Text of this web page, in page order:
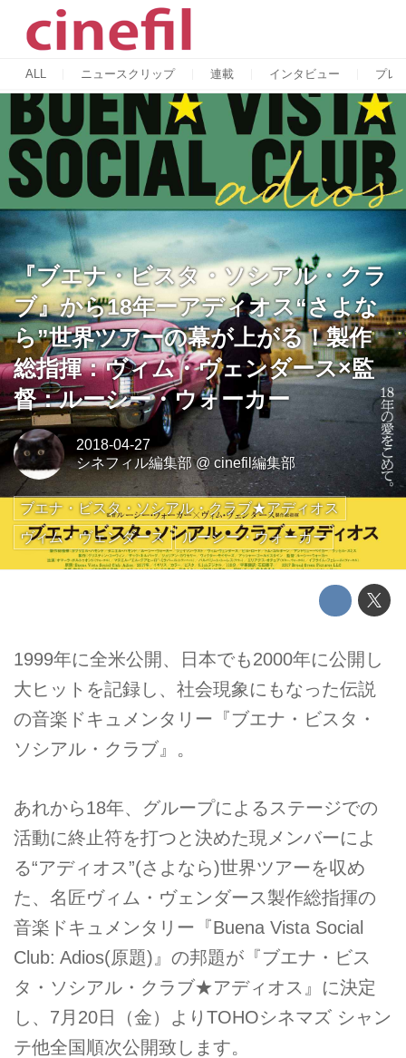
ALL ニュースクリップ 連載 インタビュー プレ
『ブエナ・ビスタ・ソシアル・クラ
ブ』から18年ーアディオス“さよな
ら”世界ツアーの幕が上がる！製作
総指揮：ヴィム・ヴェンダース×監
督：ルーシー・ウォーカー
2018-04-27
シネフィル編集部@cinefil編集部
ブエナ・ビスタ・ソシアル・クラブ★アディオス
ヴィム・ヴェンダース
ルーシー・ウォーカー
1999年に全米公開、日本でも2000年に公開し
大ヒットを記録し、社会現象にもなった伝説
の音楽ドキュメンタリー『ブエナ・ビスタ・
ソシアル・クラブ』。
あれから18年、グループによるステージでの
活動に終止符を打つと決めた現メンバーによ
る“アディオス”(さよなら)世界ツアーを収め
た、名匠ヴィム・ヴェンダース製作総指揮の
音楽ドキュメンタリー『Buena Vista Social
Club: Adios(原題)』の邦題が『ブエナ・ビス
タ・ソシアル・クラブ★アディオス』に決定
し、7月20日（金）よりTOHOシネマズ シャン
テ他全国順次公開致します。